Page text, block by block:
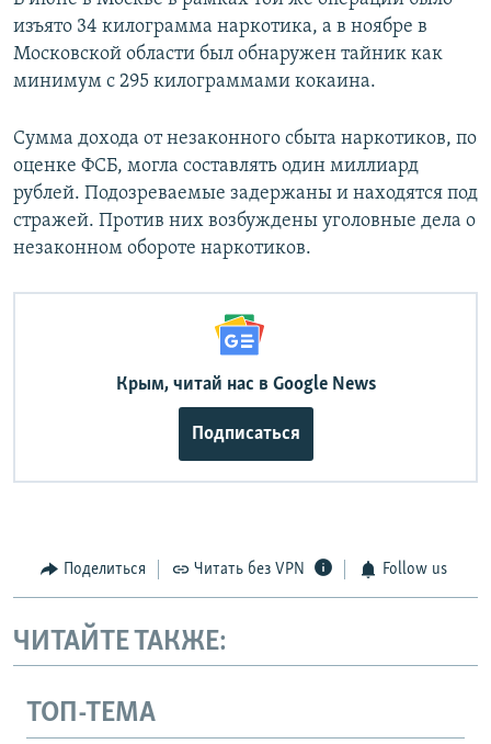
изъято 34 килограмма наркотика, а в ноябре в
Московской области был обнаружен тайник как
минимум с 295 килограммами кокаина.
Сумма дохода от незаконного сбыта наркотиков, по
оценке ФСБ, могла составлять один миллиард
рублей. Подозреваемые задержаны и находятся под
стражей. Против них возбуждены уголовные дела о
незаконном обороте наркотиков.
Крым, читай нас в Google News
Подписаться
Поделиться Читать без VPN Follow us
ЧИТАЙТЕ ТАКЖЕ:
ТОП-ТЕМА